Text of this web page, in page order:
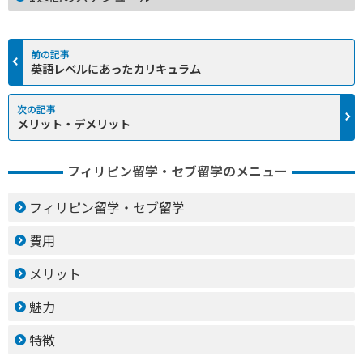
英語レベルにあったカリキュラム
メリット・デメリット
フィリピン留学・セブ留学のメニュー
フィリピン留学・セブ留学
費用
メリット
魅力
特徴